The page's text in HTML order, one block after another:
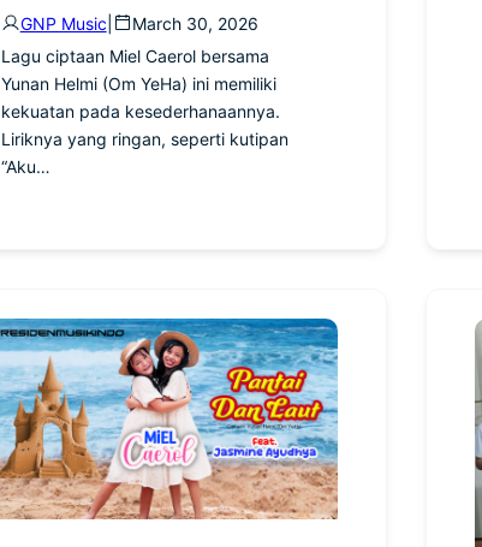
GNP Music
March 30, 2026
Lagu ciptaan Miel Caerol bersama
Yunan Helmi (Om YeHa) ini memiliki
kekuatan pada kesederhanaannya.
Liriknya yang ringan, seperti kutipan
“Aku…